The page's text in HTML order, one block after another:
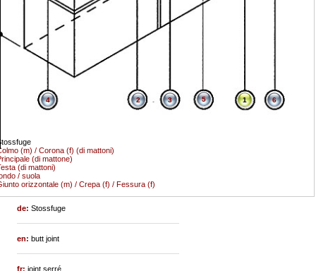
1
(m) / Corona (f) (di mattoni)
2
(di mattone)
3
(di mattoni)
4
/ suola
5
orizzontale (m) / Crepa (f) / Fessura (f)
6
de:Stossfuge
en:butt joint
fr:joint serré